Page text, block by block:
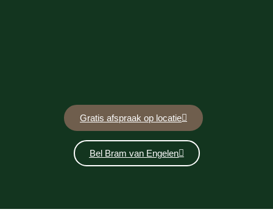
Gratis afspraak op locatie
Bel Bram van Engelen